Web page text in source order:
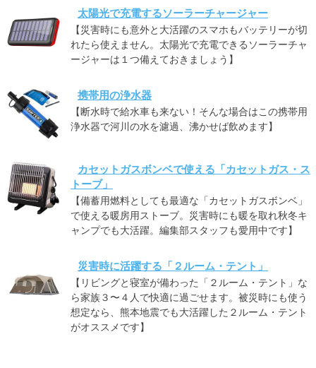
太陽光で充電するソーラーチャージャー
【災害時にも意外と大活躍のスマホもバッテリーが切
れたら使えません。太陽光で充電できるソーラーチャ
ージャーは１つ備えておきましょう】
携帯用の浄水器
【断水時で給水車も来ない！そんな場合はこの携帯用
浄水器で河川の水を濾過、沸かせば飲めます】
カセットガスボンベで使える「カセットガス・ス
トーブ」
【備蓄用燃料としても最適な「カセットガスボンベ」
で使える暖房用ストーブ。災害時にも暖を取れ秋冬キ
ャンプでも大活躍。編集部スタッフも愛用中です】
災害時に活躍する「２ルーム・テント」
【リビングと寝室が備わった「２ルーム・テント」な
ら家族３〜４人で快適に過ごせます。被災時にも使う
想定なら、熊本地震でも大活躍した２ルーム・テント
がオススメです】